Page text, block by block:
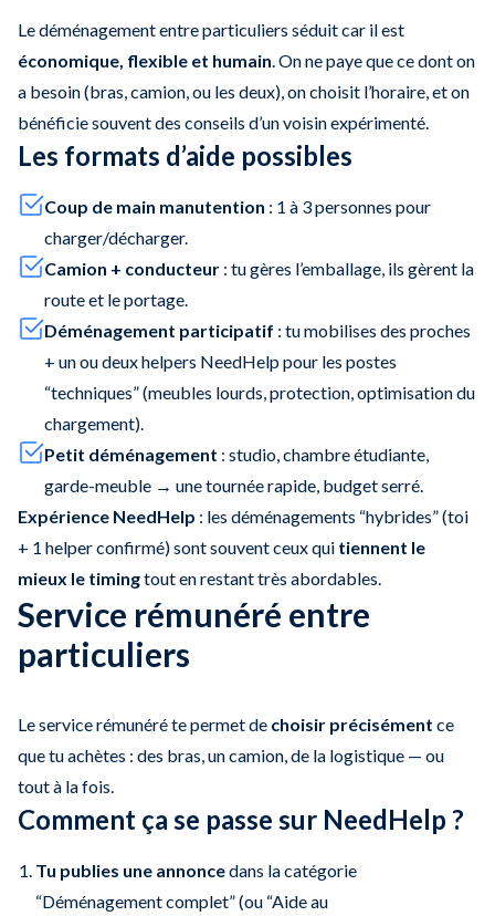
Le déménagement entre particuliers séduit car il est
économique, flexible et humain. On ne paye que ce dont on
a besoin (bras, camion, ou les deux), on choisit l’horaire, et on
bénéficie souvent des conseils d’un voisin expérimenté.
Les formats d’aide possibles
Coup de main manutention : 1 à 3 personnes pour
charger/décharger.
Camion + conducteur : tu gères l’emballage, ils gèrent la
route et le portage.
Déménagement participatif : tu mobilises des proches
+ un ou deux helpers NeedHelp pour les postes
“techniques” (meubles lourds, protection, optimisation du
chargement).
Petit déménagement : studio, chambre étudiante,
garde-meuble → une tournée rapide, budget serré.
Expérience NeedHelp : les déménagements “hybrides” (toi
+ 1 helper confirmé) sont souvent ceux qui tiennent le
mieux le timingtout en restant très abordables.
Service rémunéré entre
particuliers
Le service rémunéré te permet de choisir précisément ce
que tu achètes : des bras, un camion, de la logistique — ou
tout à la fois.
Comment ça se passe sur NeedHelp ?
Tu publies une annoncedans la catégorie
“Déménagement complet” (ou “Aide au